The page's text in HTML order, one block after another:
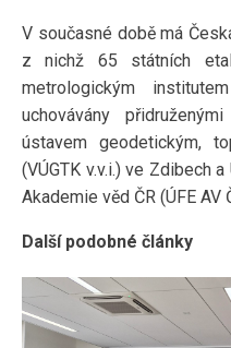
V současné době má
z nichž 65 státních
metrologickým
uchovávány
ústavem geodetickým,
(VÚGTK v.v.i.) ve Zdibech
Akademie věd ČR (ÚFE AV
Další podobné články